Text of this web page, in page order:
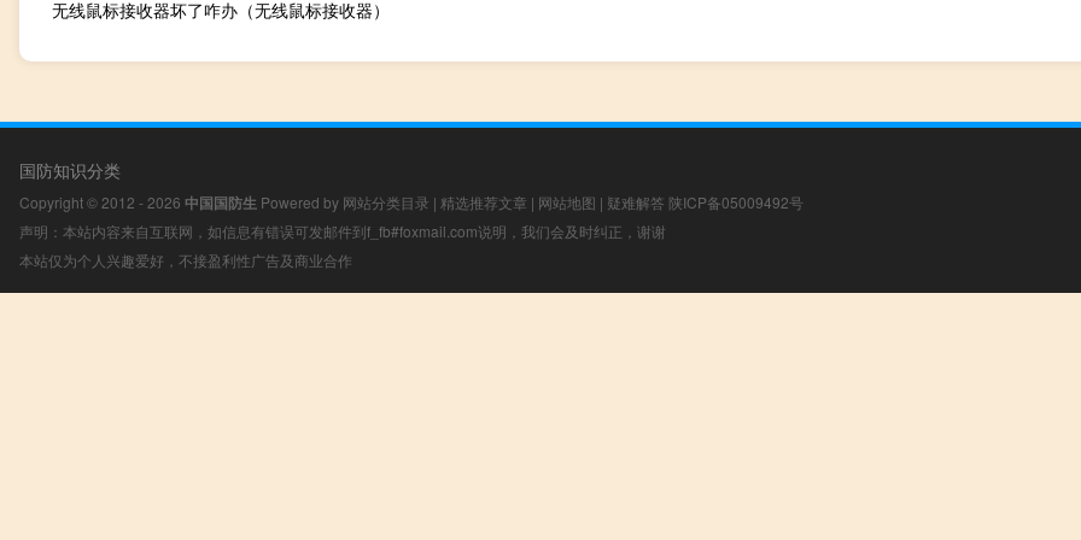
无线鼠标接收器坏了咋办（无线鼠标接收器）
国防知识分类
Copyright © 2012 - 2026 中国国防生 Powered by 网站分类目录 | 精选推荐文章 | 网站地图 | 疑难解答 陕ICP备05009492号
声明：本站内容来自互联网，如信息有错误可发邮件到f_fb#foxmail.com说明，我们会及时纠正，谢谢
本站仅为个人兴趣爱好，不接盈利性广告及商业合作